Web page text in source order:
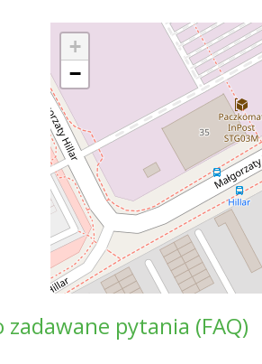
+
−
pytania (FAQ)